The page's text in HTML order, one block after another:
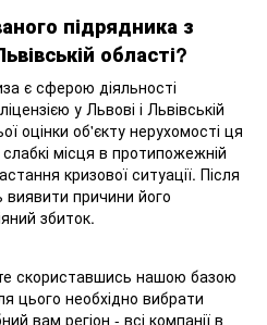
підрядника з
області?
є сферою діяльності
у Львові і Львівській
оцінки об'єкту нерухомості ця
місця в протипожежній
кризової ситуації. Після
причини його
збиток.
скориставшись нашою базою
цього необхідно вибрати
вам регіон - всі компанії в